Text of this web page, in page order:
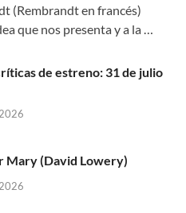
(Rembrandt en francés)
que nos presenta y a la …
de estreno: 31 de julio
Mary (David Lowery)